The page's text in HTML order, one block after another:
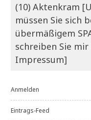
(10) Aktenkram
müssen Sie sich
übermäßigem
schreiben Sie
Impressum]
Anmelden
Eintrags-Feed